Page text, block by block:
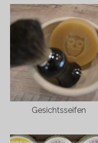
Gesichtsseifen